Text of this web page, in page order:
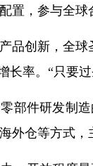
置，参与全球
品创新，全
长率。“只要
部件研发制
外仓等方式，